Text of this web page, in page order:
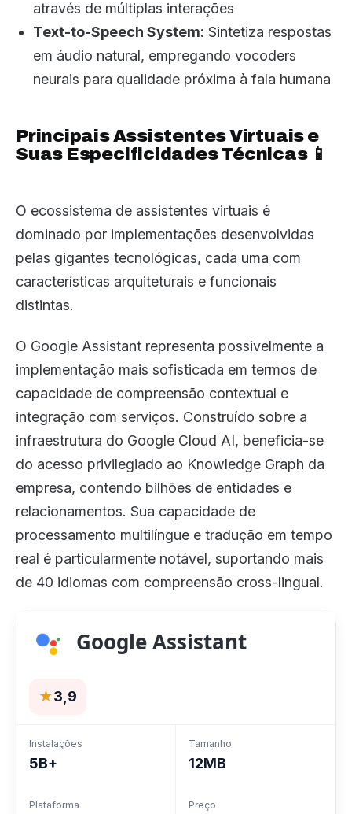
através de múltiplas interações
Text-to-Speech System: Sintetiza respostas
em áudio natural, empregando vocoders
neurais para qualidade próxima à fala humana
Principais Assistentes Virtuais e
Suas Especificidades Técnicas 📱
O ecossistema de assistentes virtuais é
dominado por implementações desenvolvidas
pelas gigantes tecnológicas, cada uma com
características arquiteturais e funcionais
distintas.
O Google Assistant representa possivelmente a
implementação mais sofisticada em termos de
capacidade de compreensão contextual e
integração com serviços. Construído sobre a
infraestrutura do Google Cloud AI, beneficia-se
do acesso privilegiado ao Knowledge Graph da
empresa, contendo bilhões de entidades e
relacionamentos. Sua capacidade de
processamento multilíngue e tradução em tempo
real é particularmente notável, suportando mais
de 40 idiomas com compreensão cross-lingual.
Google Assistant
★3,9
Instalações
5B+
Tamanho
12MB
Plataforma Preço